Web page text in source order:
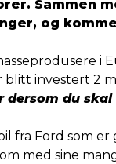
Sammen
og
i
investert 2
dersom du skal
fra Ford som
med sine